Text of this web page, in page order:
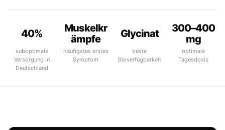
40%
suboptimale
Versorgung in
Deutschland
Muskelkr
ämpfe
häufigstes erstes
Symptom
Glycinat
beste
Bioverfügbarkeit
300–400
mg
optimale
Tagesdosis